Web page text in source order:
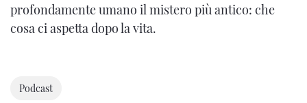
profondamente umano il mistero più antico: che
cosa ci aspetta dopo la vita.
Podcast